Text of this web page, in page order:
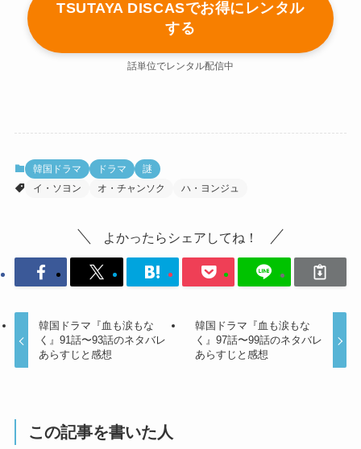
TSUTAYA DISCASでお得にレンタル
する
話単位でレンタル配信中
韓国ドラマ ドラマ
謎
イ・ソヨン
オ・チャンソク ハ・ヨンジュ
よかったらシェアしてね！
韓国ドラマ『血も涙もな
く』91話〜93話のネタバレ
あらすじと感想
韓国ドラマ『血も涙もな
く』97話〜99話のネタバレ
あらすじと感想
この記事を書いた人